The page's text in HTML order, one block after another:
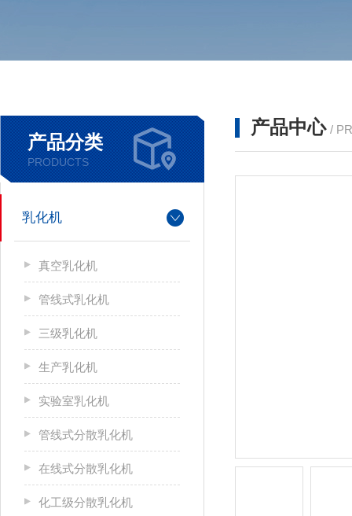
产品分类
PRODUCTS
乳化机
真空乳化机
管线式乳化机
三级乳化机
生产乳化机
实验室乳化机
管线式分散乳化机
在线式分散乳化机
化工级分散乳化机
产品中心 /